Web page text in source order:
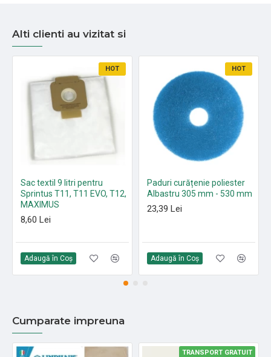
Alti clienti au vizitat si
HOT
Sac textil 9 litri pentru
Sprintus T11, T11 EVO, T12,
MAXIMUS
8,60 Lei
Adaugă în Coş
HOT
Paduri curățenie poliester
Albastru 305 mm - 530 mm
23,39 Lei
Adaugă în Coş
Cumparate impreuna
TRANSPORT GRATUIT